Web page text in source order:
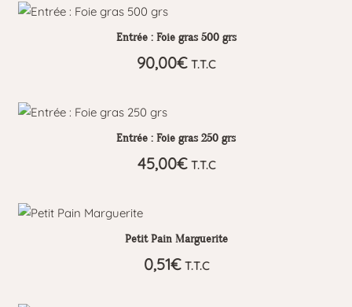
Entrée : Foie gras 500 grs
90,00€ T.T.C
Entrée : Foie gras 250 grs
45,00€ T.T.C
Petit Pain Marguerite
0,51€ T.T.C